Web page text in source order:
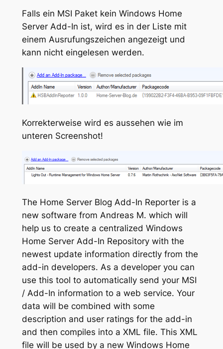
Falls ein MSI Paket kein Windows Home
Server Add-In ist, wird es in der Liste mit
einem Ausrufungszeichen angezeigt und
kann nicht eingelesen werden.
Korrekterweise wird es aussehen wie im
unteren Screenshot!
The Home Server Blog Add-In Reporter is a
new software from Andreas M. which will
help us to create a centralized Windows
Home Server Add-In Repository with the
newest update information directly from the
add-in developers. As a developer you can
use this tool to automatically send your MSI
/ Add-In information to a web service. Your
data will be combined with some
description and user ratings for the add-in
and then compiles into a XML file. This XML
file will be used by a new Windows Home